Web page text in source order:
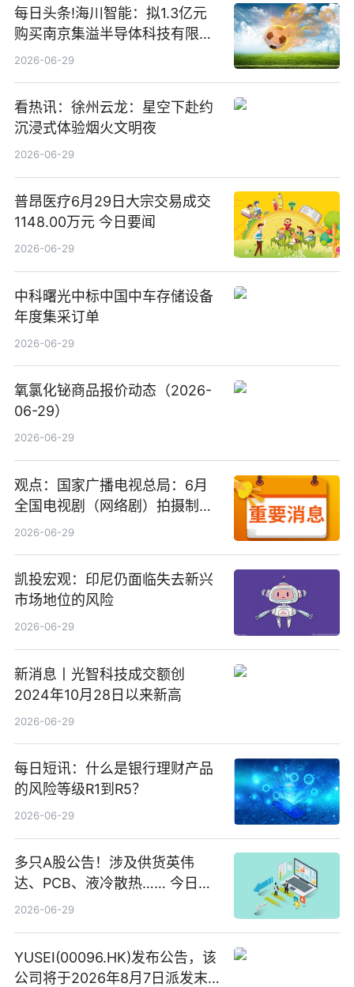
每日头条!海川智能：拟1.3亿元
购买南京集溢半导体科技有限公
司15.3%股权
2026-06-29
看热讯：徐州云龙：星空下赴约
沉浸式体验烟火文明夜
2026-06-29
普昂医疗6月29日大宗交易成交
1148.00万元 今日要闻
2026-06-29
中科曙光中标中国中车存储设备
年度集采订单
2026-06-29
氧氯化铋商品报价动态（2026-
06-29）
2026-06-29
观点：国家广播电视总局：6月
全国电视剧（网络剧）拍摄制作
备案公示剧目197部
2026-06-29
凯投宏观：印尼仍面临失去新兴
市场地位的风险
2026-06-29
新消息丨光智科技成交额创
2024年10月28日以来新高
2026-06-29
每日短讯：什么是银行理财产品
的风险等级R1到R5？
2026-06-29
多只A股公告！涉及供货英伟
达、PCB、液冷散热…… 今日快
讯
2026-06-29
YUSEI(00096.HK)发布公告，该
公司将于2026年8月7日派发末